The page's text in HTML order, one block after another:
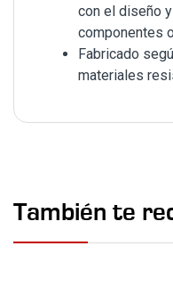
con el diseño
componentes
Fabricado
materiales
También te